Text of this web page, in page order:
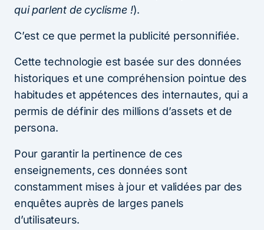
qui parlent de cyclisme !).
C’est ce que permet la publicité personnifiée.
Cette technologie est basée sur des données
historiques et une compréhension pointue des
habitudes et appétences des internautes, qui a
permis de définir des millions d’assets et de
persona.
Pour garantir la pertinence de ces
enseignements, ces données sont
constamment mises à jour et validées par des
enquêtes auprès de larges panels
d’utilisateurs.